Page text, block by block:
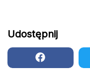
Udostępnij